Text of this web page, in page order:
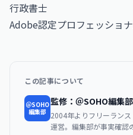
行政書士
Adobe認定プロフェッショ
この記事について
＠SOHO
編集部
監修：＠SOHO編集部
2004年よりフリーラン
運営。編集部が事実確認